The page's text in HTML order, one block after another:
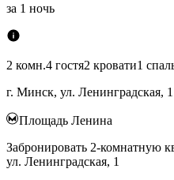
за 1 ночь
2 комн.4 гостя2 кровати1
г. Минск, ул. Ленинградская, 1
Площадь Ленина
Забронировать 2-комнатную
ул. Ленинградская, 1